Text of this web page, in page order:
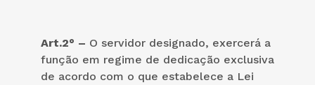
Art.2° – O servidor designado, exercerá a
função em regime de dedicação exclusiva
de acordo com o que estabelece a Lei